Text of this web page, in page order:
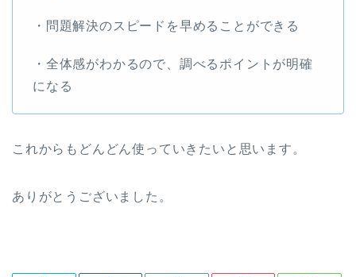
・問題解決のスピードを早めることができる
・全体感がわかるので、調べるポイントが明確
になる
これからもどんどん使っていきたいと思います。
ありがとうございました。